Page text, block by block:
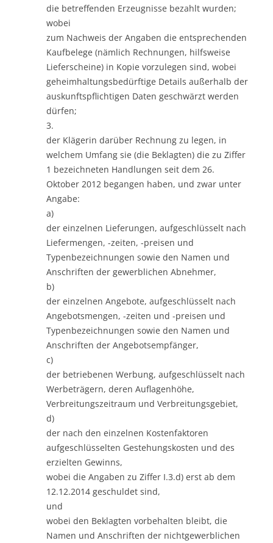
die betreffenden Erzeugnisse bezahlt wurden;
wobei
zum Nachweis der Angaben die entsprechenden
Kaufbelege (nämlich Rechnungen, hilfsweise
Lieferscheine) in Kopie vorzulegen sind, wobei
geheimhaltungsbedürftige Details außerhalb der
auskunftspflichtigen Daten geschwärzt werden
dürfen;
3.
der Klägerin darüber Rechnung zu legen, in
welchem Umfang sie (die Beklagten) die zu Ziffer
1 bezeichneten Handlungen seit dem 26.
Oktober 2012 begangen haben, und zwar unter
Angabe:
a)
der einzelnen Lieferungen, aufgeschlüsselt nach
Liefermengen, -zeiten, -preisen und
Typenbezeichnungen sowie den Namen und
Anschriften der gewerblichen Abnehmer,
b)
der einzelnen Angebote, aufgeschlüsselt nach
Angebotsmengen, -zeiten und -preisen und
Typenbezeichnungen sowie den Namen und
Anschriften der Angebotsempfänger,
c)
der betriebenen Werbung, aufgeschlüsselt nach
Werbeträgern, deren Auflagenhöhe,
Verbreitungszeitraum und Verbreitungsgebiet,
d)
der nach den einzelnen Kostenfaktoren
aufgeschlüsselten Gestehungskosten und des
erzielten Gewinns,
wobei die Angaben zu Ziffer I.3.d) erst ab dem
12.12.2014 geschuldet sind,
und
wobei den Beklagten vorbehalten bleibt, die
Namen und Anschriften der nichtgewerblichen